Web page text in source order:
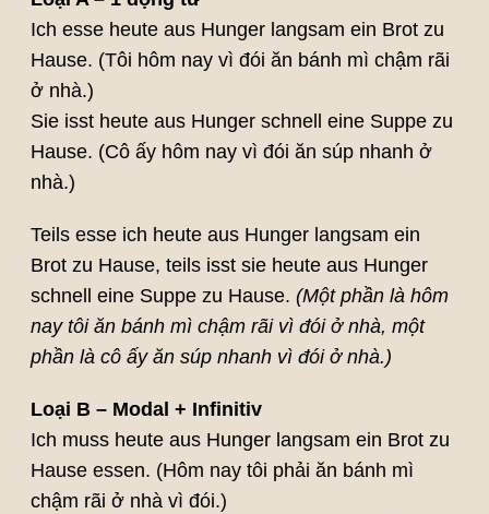
Ich esse heute aus Hunger langsam ein Brot zu
Hause. (Tôi hôm nay vì đói ăn bánh mì chậm rãi
ở nhà.)
Sie isst heute aus Hunger schnell eine Suppe zu
Hause. (Cô ấy hôm nay vì đói ăn súp nhanh ở
nhà.)
Teils esse ich heute aus Hunger langsam ein
Brot zu Hause, teils isst sie heute aus Hunger
schnell eine Suppe zu Hause. (Một phần là hôm
nay tôi ăn bánh mì chậm rãi vì đói ở nhà, một
phần là cô ấy ăn súp nhanh vì đói ở nhà.)
Loại B – Modal + Infinitiv
Ich muss heute aus Hunger langsam ein Brot zu
Hause essen. (Hôm nay tôi phải ăn bánh mì
chậm rãi ở nhà vì đói.)